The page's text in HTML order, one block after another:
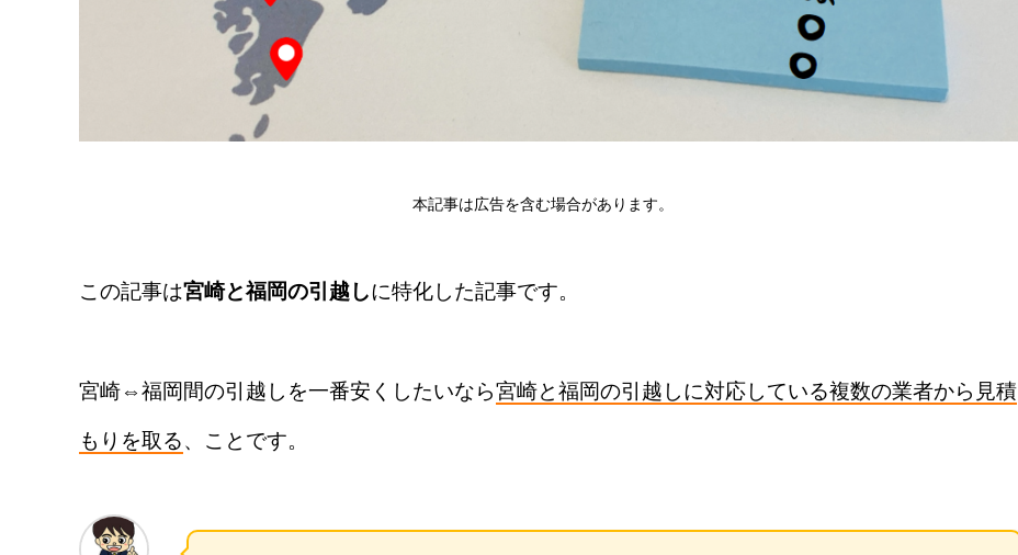
本記事は広告を含む場合があります。
この記事は宮崎と福岡の引越しに特化した記事です。
宮崎⇔福岡間の引越しを一番安くしたいなら宮崎と福岡の引越しに対応している複数の業者から見積
もりを取る、ことです。